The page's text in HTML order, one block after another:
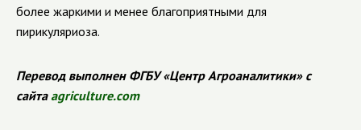
более жаркими и менее благоприятными для
пирикуляриоза.
Перевод выполнен ФГБУ «Центр Агроаналитики» с
сайтаagriculture.com